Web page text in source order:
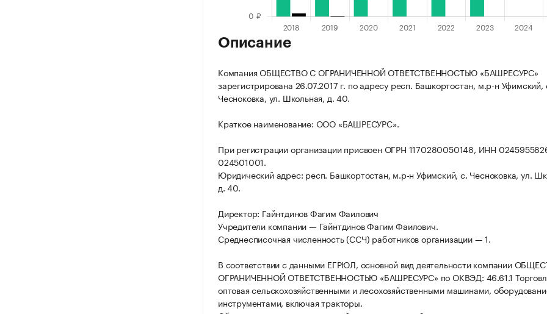
Описание
Компания ОБЩЕСТВО С ОГРАНИЧЕННОЙ ОТВЕТСТВЕННОСТЬЮ «БАШРЕСУРС»
зарегистрирована 26.07.2017 г. по адресу респ. Башкортостан, м.р-н Уфимский,
Чесноковка, ул. Школьная, д. 40.
Краткое наименование: ООО «БАШРЕСУРС».
При регистрации организации присвоен ОГРН 1170280050148, ИНН
024501001.
Юридический адрес: респ. Башкортостан, м.р-н Уфимский, с. Чесноковка, ул.
д. 40.
Директор: Гайнтдинов Фагим Фаилович
Учредители компании — Гайнтдинов Фагим Фаилович.
Среднесписочная численность (ССЧ) работников организации — 1.
В соответствии с данными ЕГРЮЛ, основной вид деятельности компании
ОГРАНИЧЕННОЙ ОТВЕТСТВЕННОСТЬЮ «БАШРЕСУРС» по ОКВЭД: 46.61.1
оптовая сельскохозяйственными и лесохозяйственными машинами,
инструментами, включая тракторы.